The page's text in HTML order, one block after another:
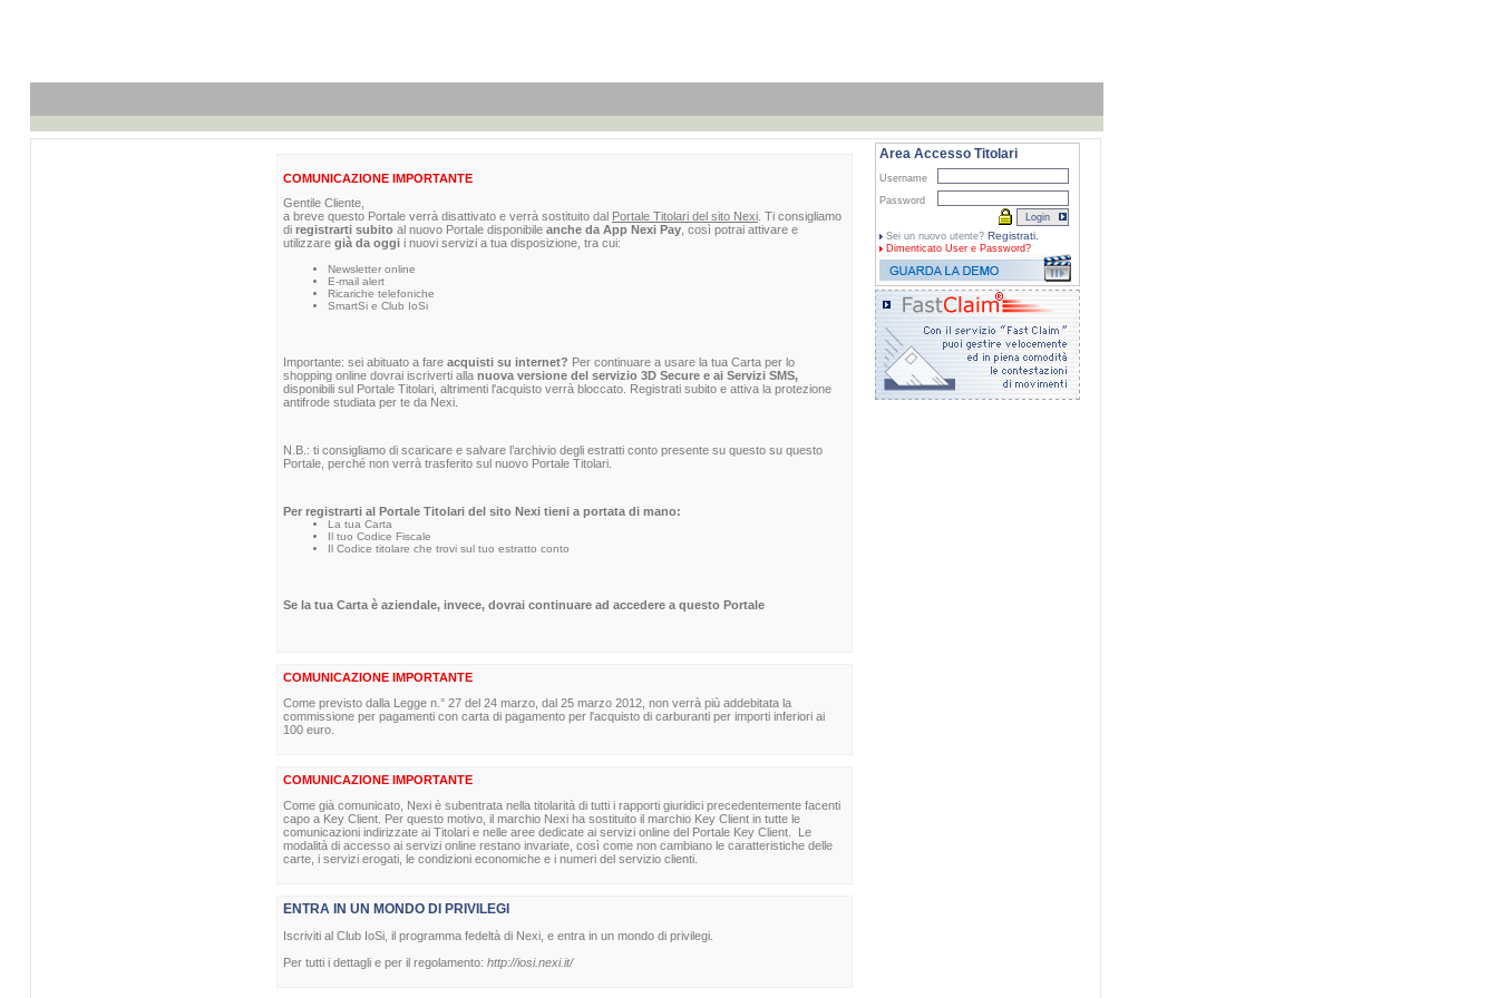
COMUNICAZIONE IMPORTANTE
Gentile Cliente,
a breve questo Portale verrà disattivato e verrà sostituito dal Portale Titolari del sito Nexi. Ti consigliamo
diregistrarti subitoal nuovo Portale disponibile anche da App Nexi Pay, così potrai attivare e
utilizzare già da oggii nuovi servizi a tua disposizione, tra cui:
Newsletter online
E-mail alert
Ricariche telefoniche
SmartSi e Club IoSi
Importante: sei abituato a fare acquisti su internet? Per continuare a usare la tua Carta per lo
shopping online dovrai iscriverti alla nuova versione del servizio 3D Secure e ai Servizi SMS,
disponibili sul Portale Titolari, altrimenti l'acquisto verrà bloccato. Registrati subito e attiva la protezione
antifrode studiata per te da Nexi.
N.B.: ti consigliamo di scaricare e salvare l’archivio degli estratti conto presente su questo su questo
Portale, perché non verrà trasferito sul nuovo Portale Titolari.
Per registrarti al Portale Titolari del sito Nexi tieni a portata di mano:
La tua Carta
Il tuo Codice Fiscale
Il Codice titolare che trovi sul tuo estratto conto
Se la tua Carta è aziendale, invece, dovrai continuare ad accedere a questo Portale
COMUNICAZIONE IMPORTANTE
Come previsto dalla Legge n.° 27 del 24 marzo, dal 25 marzo 2012, non verrà più addebitata la
commissione per pagamenti con carta di pagamento per l'acquisto di carburanti per importi inferiori ai
100 euro.
COMUNICAZIONE IMPORTANTE
Come già comunicato, Nexi è subentrata nella titolarità di tutti i rapporti giuridici precedentemente facenti
capo a Key Client. Per questo motivo, il marchio Nexi ha sostituito il marchio Key Client in tutte le
comunicazioni indirizzate ai Titolari e nelle aree dedicate ai servizi online del Portale Key Client. Le
modalità di accesso ai servizi online restano invariate, così come non cambiano le caratteristiche delle
carte, i servizi erogati, le condizioni economiche e i numeri del servizio clienti.
ENTRA IN UN MONDO DI PRIVILEGI
Iscriviti al Club IoSi, il programma fedeltà di Nexi, e entra in un mondo di privilegi.
Per tutti i dettagli e per il regolamento: http://iosi.nexi.it/
Area Accesso Titolari
Username
Password
Sei un nuovo utente? Registrati.
Dimenticato User e Password?